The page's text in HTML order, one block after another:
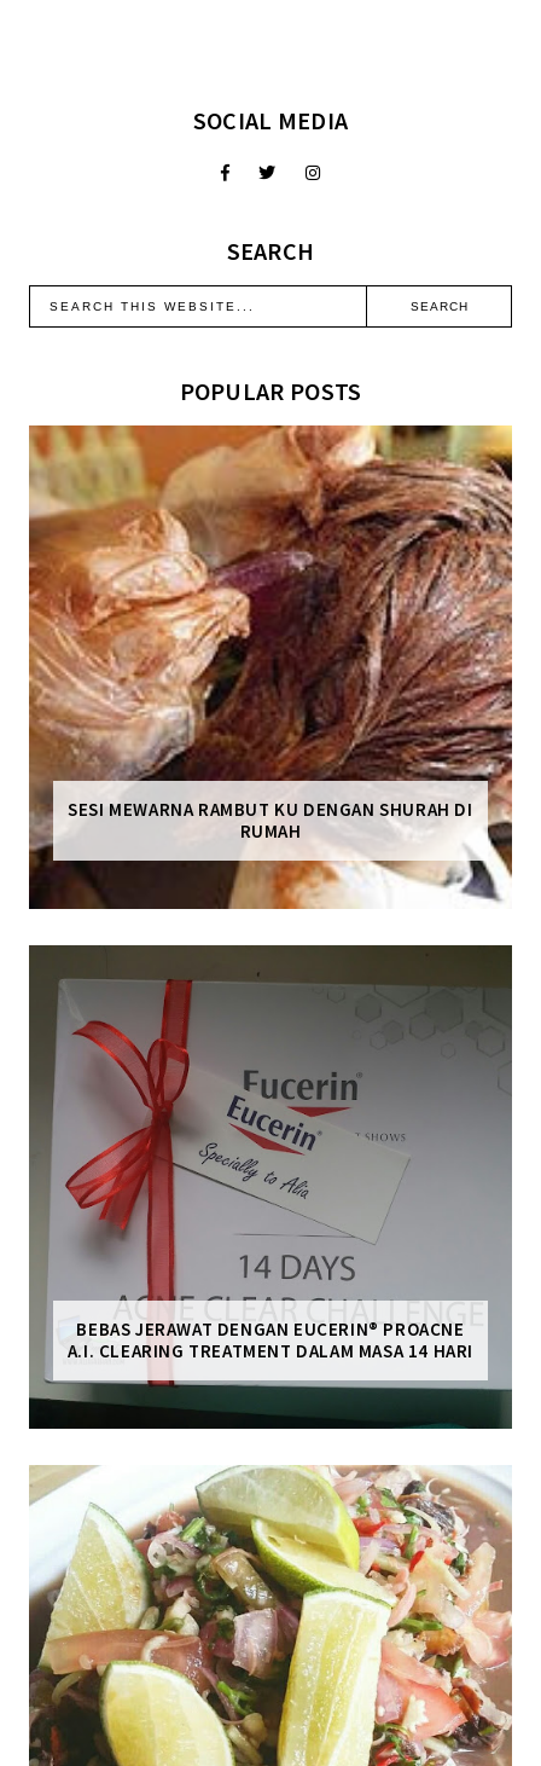
SOCIAL MEDIA
SEARCH
POPULAR POSTS
SESI MEWARNA RAMBUT KU DENGAN SHURAH DI
RUMAH
BEBAS JERAWAT DENGAN EUCERIN® PROACNE
A.I. CLEARING TREATMENT DALAM MASA 14 HARI